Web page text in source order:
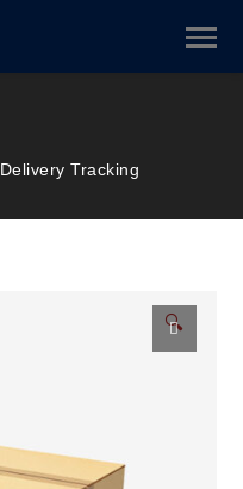
Delivery Tracking
🔍